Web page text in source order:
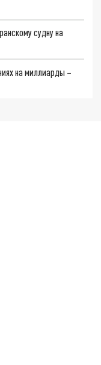
судну на
на миллиарды –